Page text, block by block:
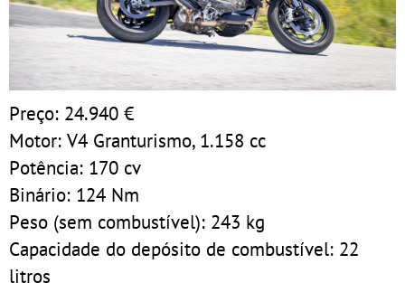
Preço: 24.940 €
Motor: V4 Granturismo, 1.158 cc
Potência: 170 cv
Binário: 124 Nm
Peso (sem combustível): 243 kg
Capacidade do depósito de combustível: 22
litros